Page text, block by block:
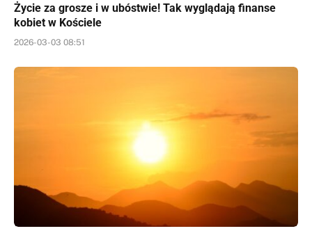
Życie za grosze i w ubóstwie! Tak wyglądają finanse
kobiet w Kościele
2026-03-03 08:51